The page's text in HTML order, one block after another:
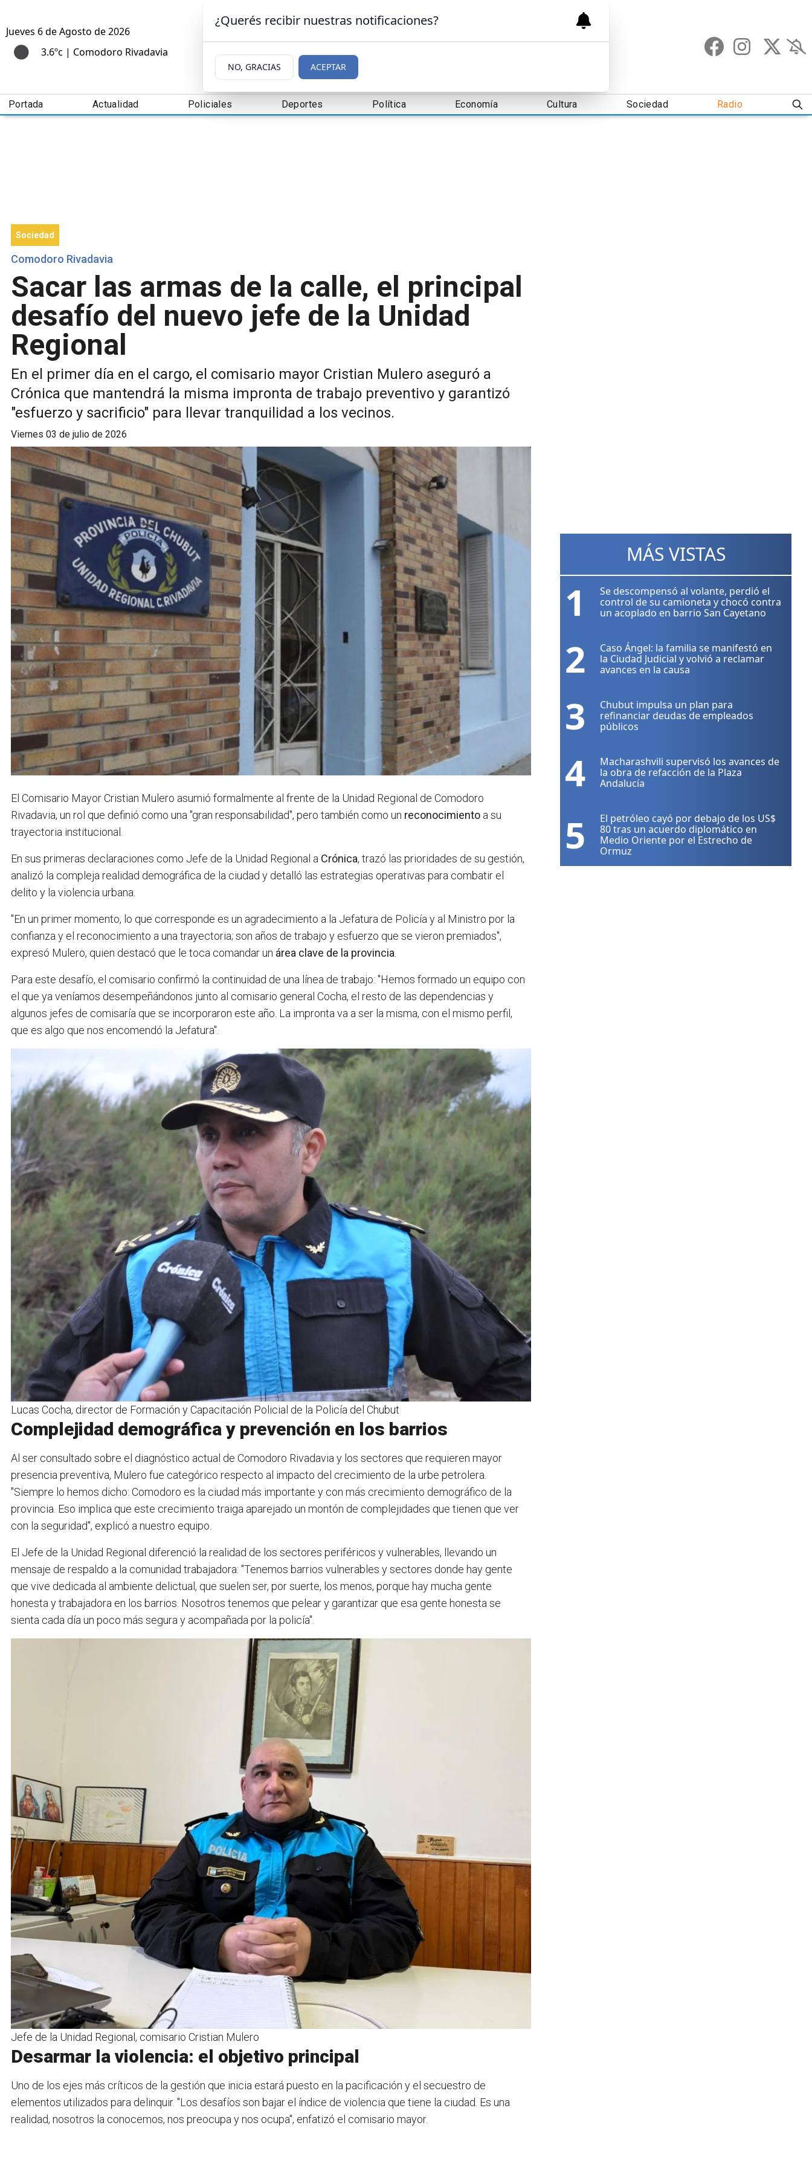
Jueves 6deAgosto de 2026
3.6ºc | Comodoro Rivadavia
Portada Actualidad Policiales Deportes Política Economía Cultura Sociedad Radio
Sociedad
Comodoro Rivadavia
Sacar las armas de la calle, el principal
desafío del nuevo jefe de la Unidad
Regional
En el primer día en el cargo, el comisario mayor Cristian Mulero aseguró a
Crónica que mantendrá la misma impronta de trabajo preventivo y garantizó
"esfuerzo y sacrificio" para llevar tranquilidad a los vecinos.
viernes 03 de julio de 2026
El Comisario Mayor Cristian Mulero asumió formalmente al frente de la Unidad Regional de Comodoro
Rivadavia, un rol que definió como una "gran responsabilidad", pero también como un reconocimiento a su
trayectoria institucional.
En sus primeras declaraciones como Jefe de la Unidad Regional a Crónica, trazó las prioridades de su gestión,
analizó la compleja realidad demográfica de la ciudad y detalló las estrategias operativas para combatir el
delito y la violencia urbana.
"En un primer momento, lo que corresponde es un agradecimiento a la Jefatura de Policía y al Ministro por la
confianza y el reconocimiento a una trayectoria; son años de trabajo y esfuerzo que se vieron premiados",
expresó Mulero, quien destacó que le toca comandar un área clave de la provincia.
Para este desafío, el comisario confirmó la continuidad de una línea de trabajo: "Hemos formado un equipo con
el que ya veníamos desempeñándonos junto al comisario general Cocha, el resto de las dependencias y
algunos jefes de comisaría que se incorporaron este año. La impronta va a ser la misma, con el mismo perfil,
que es algo que nos encomendó la Jefatura".
Lucas Cocha, director de Formación y Capacitación Policial de la Policía del Chubut
Complejidad demográfica y prevención en los barrios
Al ser consultado sobre el diagnóstico actual de Comodoro Rivadavia y los sectores que requieren mayor
presencia preventiva, Mulero fue categórico respecto al impacto del crecimiento de la urbe petrolera.
"Siempre lo hemos dicho: Comodoro es la ciudad más importante y con más crecimiento demográfico de la
provincia. Eso implica que este crecimiento traiga aparejado un montón de complejidades que tienen que ver
con la seguridad", explicó a nuestro equipo.
El Jefe de la Unidad Regional diferenció la realidad de los sectores periféricos y vulnerables, llevando un
mensaje de respaldo a la comunidad trabajadora: "Tenemos barrios vulnerables y sectores donde hay gente
que vive dedicada al ambiente delictual, que suelen ser, por suerte, los menos, porque hay mucha gente
honesta y trabajadora en los barrios. Nosotros tenemos que pelear y garantizar que esa gente honesta se
sienta cada día un poco más segura y acompañada por la policía".
Jefe de la Unidad Regional, comisario Cristian Mulero
Desarmar la violencia: el objetivo principal
Uno de los ejes más críticos de la gestión que inicia estará puesto en la pacificación y el secuestro de
elementos utilizados para delinquir. "Los desafíos son bajar el índice de violencia que tiene la ciudad. Es una
realidad, nosotros la conocemos, nos preocupa y nos ocupa", enfatizó el comisario mayor.
MÁS VISTAS
1
Se descompensó al volante, perdió el
control de su camioneta y chocó contra
un acoplado en barrio San Cayetano
2
Caso Ángel: la familia se manifestó en
la Ciudad Judicial y volvió a reclamar
avances en la causa
3
Chubut impulsa un plan para
refinanciar deudas de empleados
públicos
4
Macharashvili supervisó los avances de
la obra de refacción de la Plaza
Andalucía
5
El petróleo cayó por debajo de los US$
80 tras un acuerdo diplomático en
Medio Oriente por el Estrecho de
Ormuz
¿Querés recibir nuestras notificaciones?
NO, GRACIAS ACEPTAR